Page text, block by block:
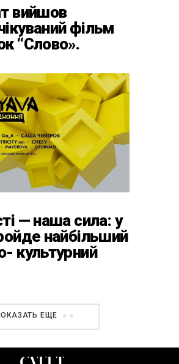
вийшов
фільм
“Слово».
— наша сила: у
найбільший
культурний
ЕЩЕ